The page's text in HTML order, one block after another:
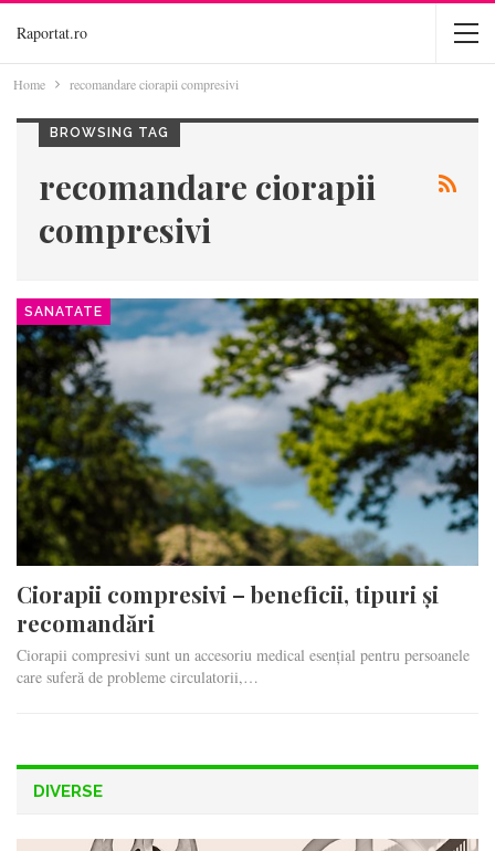
Raportat.ro
Home recomandare ciorapii compresivi
BROWSING TAG
recomandare ciorapii
compresivi
SANATATE
Ciorapii compresivi – beneficii, tipuri și
recomandări
Ciorapii compresivi sunt un accesoriu medical esențial pentru persoanele
care suferă de probleme circulatorii,…
DIVERSE